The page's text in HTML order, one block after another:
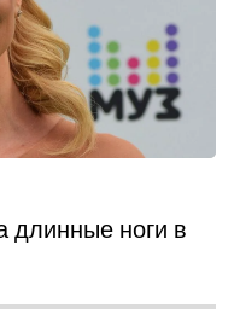
длинные ноги в